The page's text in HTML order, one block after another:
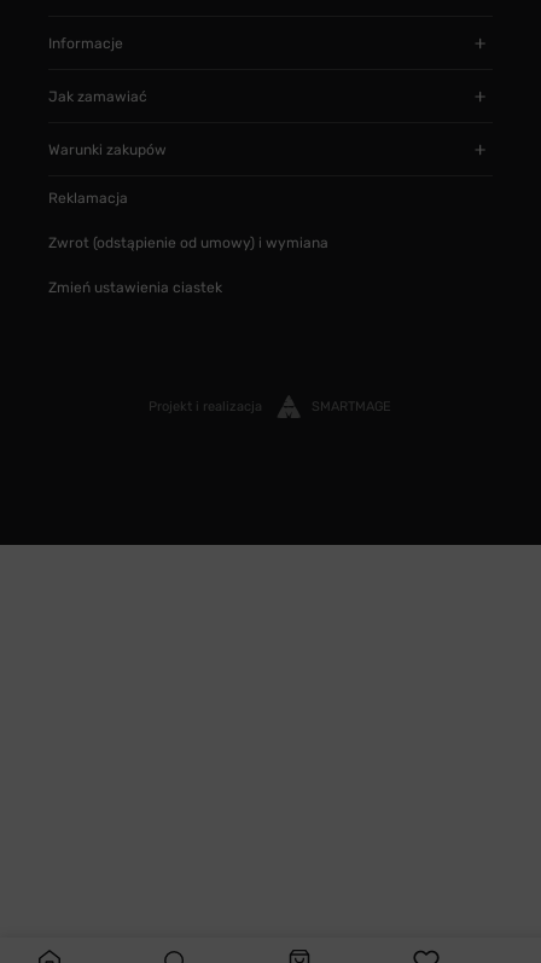
Informacje
Jak zamawiać
Warunki zakupów
Reklamacja
Zwrot (odstąpienie od umowy) i wymiana
Zmień ustawienia ciastek
Projekt i realizacja SMARTMAGE